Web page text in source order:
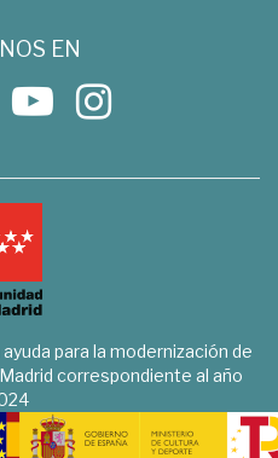
EN
para la modernización de
correspondiente al año